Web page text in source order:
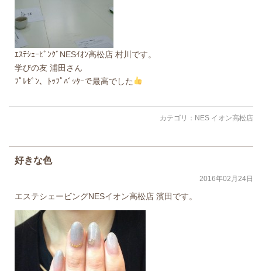
ｴｽﾃｼｪｰﾋﾞﾝｸﾞNESｲｵﾝ高松店 村川です。
学びの友 浦田さん
ﾌﾟﾚｾﾞﾝ、ﾄｯﾌﾟﾊﾞｯﾀｰで最高でした
カテゴリ： NES イオン高松店
好きな色
2016年02月24日
エステシェービングNESイオン高松店 濱田です。